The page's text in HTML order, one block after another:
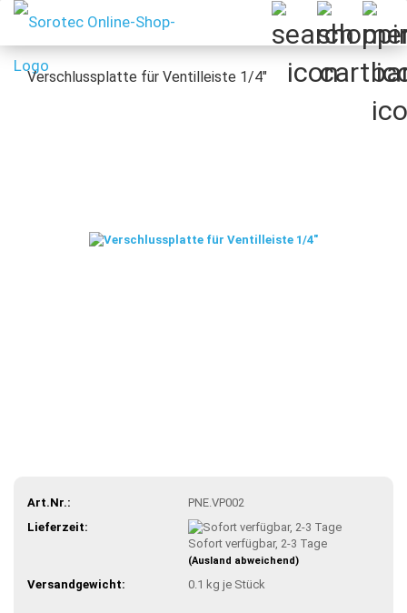
Verschlussplatte für Ventilleiste 1/4"
Art.Nr.:
PNE.VP002
Lieferzeit:
Sofort verfügbar, 2-3 Tage
(Ausland abweichend)
Versandgewicht: 0.1 kg je Stück